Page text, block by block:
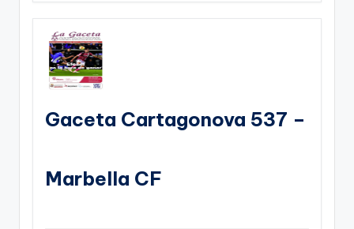
Gaceta Cartagonova 537 –
Marbella CF